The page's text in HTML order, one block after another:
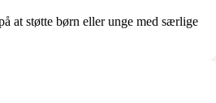
at støtte børn eller unge med særlige